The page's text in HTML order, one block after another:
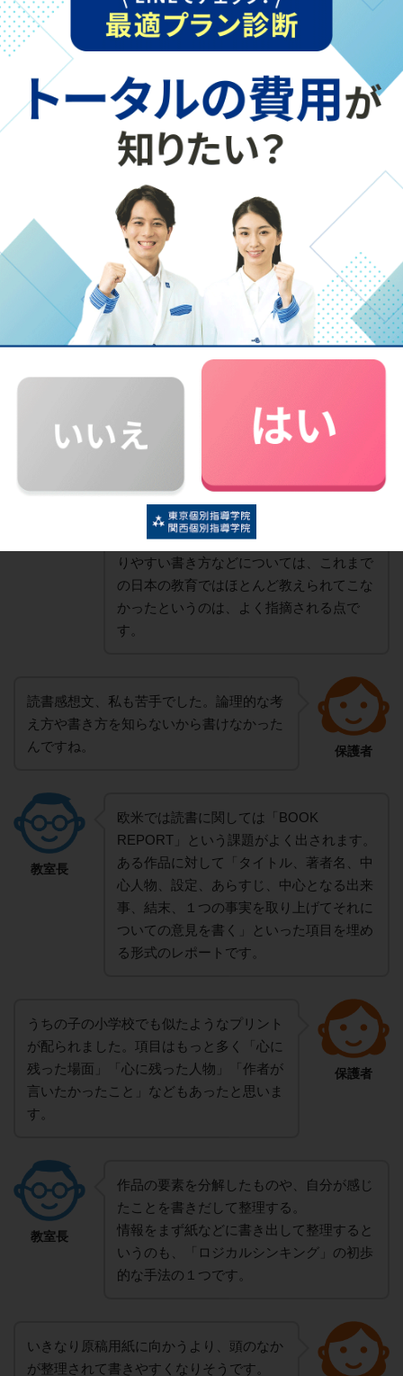
が、問題を効率よく解決できそうですね。
「自分ではよく考えているつもりなのに、
堂々巡りで答えがでない」というときにも
役立ちそうです。それに、論理的に考えて
出した結論や意見なら、人に伝えるときに
もわかりやすく話すことができるようにな
りそうですね！
教室長
そうですね。日常のちょっとした課題で
も、こんなふうに段階ごとに整理して考え
る習慣をつけることで、「ロジカルシンキ
ング」のトレーニングになりますよ。
論理的に伝えるためにできること
論理的に伝えるという例を考えると、小学
校・中学校で夏休みの宿題によく出される
「読書感想文」がわかりやすいかもしれま
せん。課題図書が与えられ「感想を原稿用
紙〇枚にまとめなさい」という形式で出さ
れますが、意見の考え方やまとめ方、わか
りやすい書き方などについては、これまで
の日本の教育ではほとんど教えられてこな
かったというのは、よく指摘される点で
す。
保護者
読書感想文、私も苦手でした。論理的な考
え方や書き方を知らないから書けなかった
んですね。
教室長
欧米では読書に関しては「BOOK
REPORT」という課題がよく出されます。
ある作品に対して「タイトル、著者名、中
心人物、設定、あらすじ、中心となる出来
事、結末、１つの事実を取り上げてそれに
ついての意見を書く」といった項目を埋め
る形式のレポートです。
保護者
うちの子の小学校でも似たようなプリント
が配られました。項目はもっと多く「心に
残った場面」「心に残った人物」「作者が
言いたかったこと」などもあったと思いま
す。
教室長
作品の要素を分解したものや、自分が感じ
たことを書きだして整理する。
情報をまず紙などに書き出して整理すると
いうのも、「ロジカルシンキング」の初歩
的な手法の１つです。
いきなり原稿用紙に向かうより、頭のなか
が整理されて書きやすくなりそうです。